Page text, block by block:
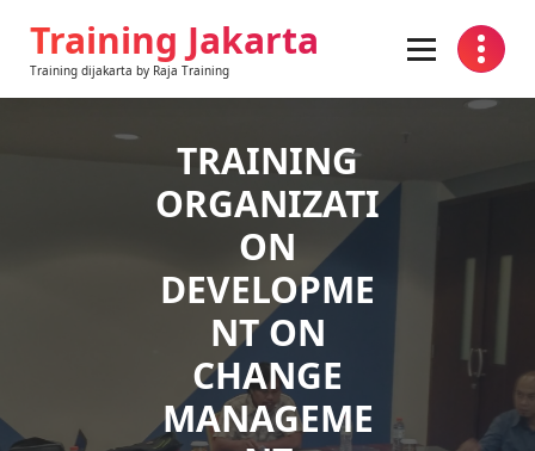
contentTraining Jakarta
Training dijakarta by Raja Training
TRAINING
ORGANIZATI
ON
DEVELOPME
NT ON
CHANGE
MANAGEME